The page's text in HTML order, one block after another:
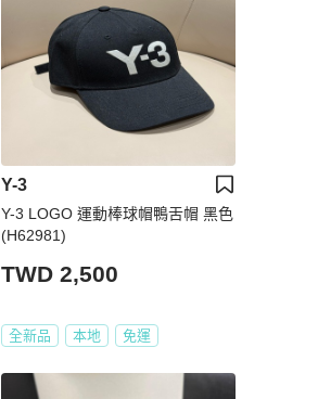
Y-3
Y-3 LOGO 運動棒球帽鴨舌帽 黑色
(H62981)
TWD 2,500
全新品 本地 免運